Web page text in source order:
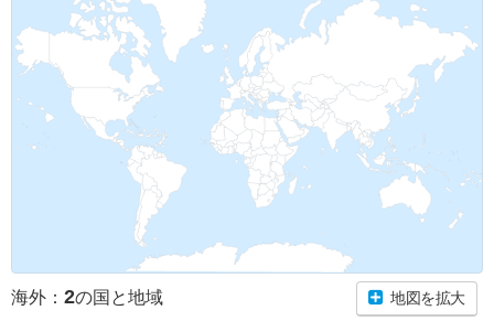
海外： 2の国と地域 地図を拡大